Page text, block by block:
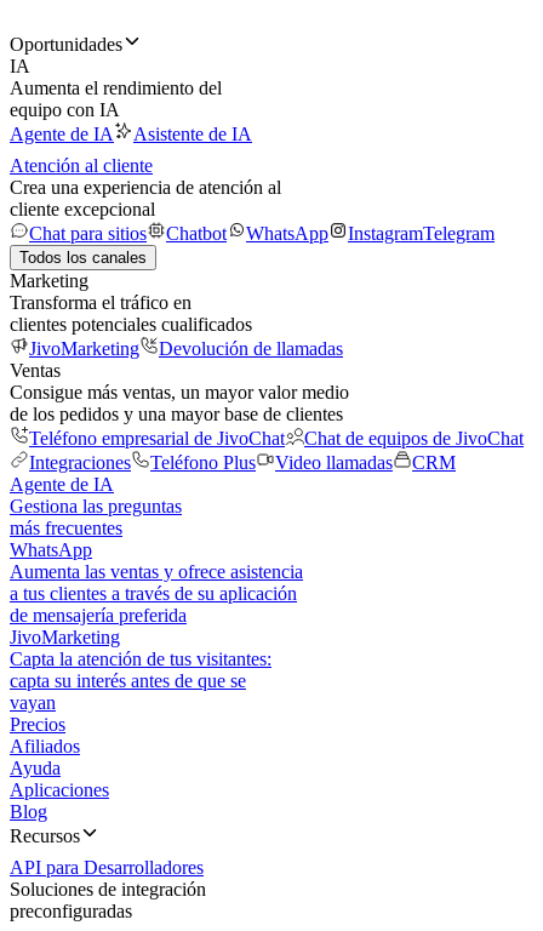
Oportunidades
IA
Aumenta el rendimiento del
equipo con IA
Agente de IA
Asistente de IA
Atención al cliente
Crea una experiencia de atención al
cliente excepcional
Chat para sitios
Chatbot WhatsApp InstagramTelegram
Todos los canales
Marketing
Transforma el tráfico en
clientes potenciales cualificados
JivoMarketing
Devolución de llamadas
Ventas
Consigue más ventas, un mayor valor medio
de los pedidos y una mayor base de clientes
Teléfono empresarial de JivoChat
Chat de equipos de JivoChat
Integraciones
Teléfono Plus Video llamadas
CRM
Agente de IA
Gestiona las preguntas
más frecuentes
WhatsApp
Aumenta las ventas y ofrece asistencia
a tus clientes a través de su aplicación
de mensajería preferida
JivoMarketing
Capta la atención de tus visitantes:
capta su interés antes de que se
vayan
Precios
Afiliados
Ayuda
Aplicaciones
Blog
Recursos
API para Desarrolladores
Soluciones de integración
preconfiguradas